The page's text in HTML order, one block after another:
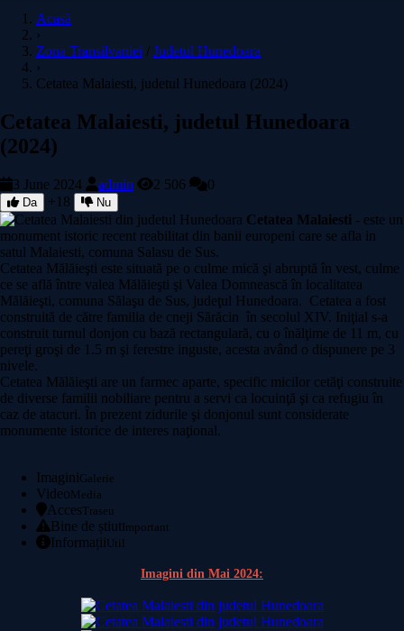
Acasă
›
Zona Transilvaniei / Judetul Hunedoara
›
Cetatea Malaiesti, judetul Hunedoara (2024)
Cetatea Malaiesti, judetul Hunedoara
(2024)
3 June 2024 admin 2 506 0
Da +18 Nu
Cetatea Malaiesti - este un
monument istoric recent reabilitat din banii europeni care se afla in
satul Malaiesti, comuna Salasu de Sus.
Cetatea Mălăieşti este situată pe o culme mică şi abruptă în vest, culme
ce se află între valea Mălăieşti şi Valea Domnească în localitatea
Mălăieşti, comuna Sălaşu de Sus, judeţul Hunedoara. Cetatea a fost
construită de către familia de cneji Sărăcin în secolul XIV. Iniţial s-a
construit turnul donjon cu bază rectangulară, cu o înălţime de 11 m, cu
pereţi groşi de 1.5 m şi ferestre inguste, acesta având o dispunere pe 3
nivele.
Cetatea Mălăieşti are un farmec aparte, specific micilor cetăţi construite
de diverse familii nobiliare pentru a servi ca locuinţă şi ca refugiu în
caz de atacuri. În prezent zidurile şi donjonul sunt considerate
monumente istorice de interes naţional.
ImaginiGalerie
VideoMedia
AccesTraseu
Bine de știutImportant
InformațiiUtil
Imagini din Mai 2024: